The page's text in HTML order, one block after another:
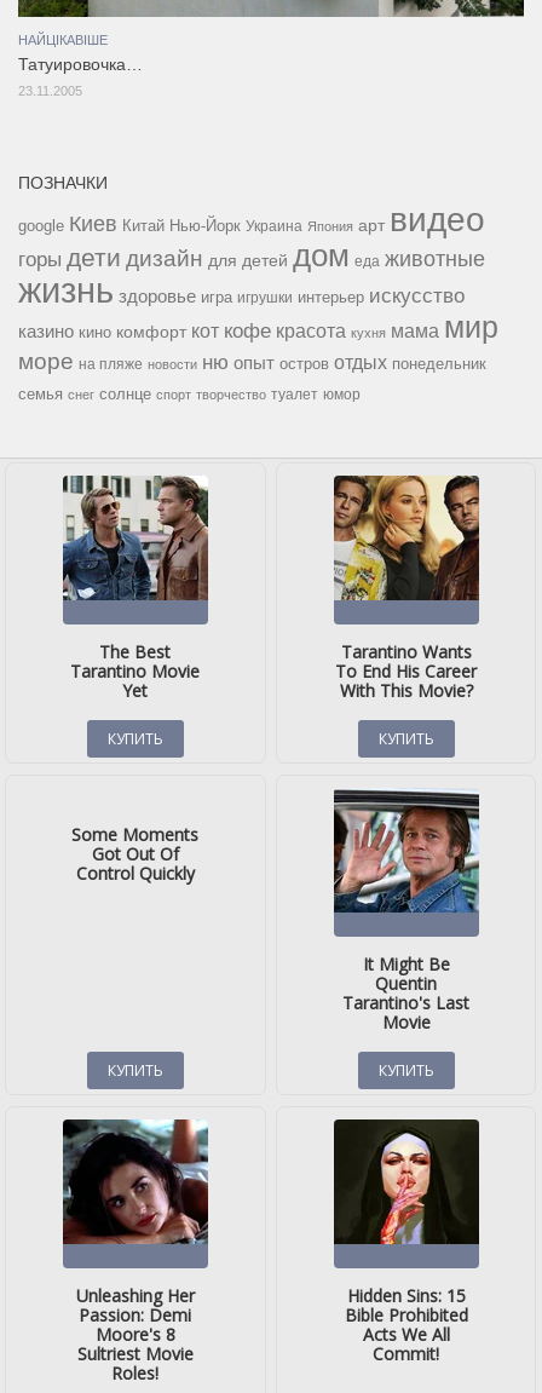
НАЙЦІКАВІШЕ
Татуировочка…
23.11.2005
ПОЗНАЧКИ
google Киев Китай Нью-Йорк Украина Япония арт видео
горы дети дизайн для детей дом еда животные
жизнь здоровье игра игрушки интерьер искусство
казино кино комфорт кот кофе красота кухня мама мир
море на пляже новости ню опыт остров отдых понедельник
семья снег солнце спорт творчество туалет юмор